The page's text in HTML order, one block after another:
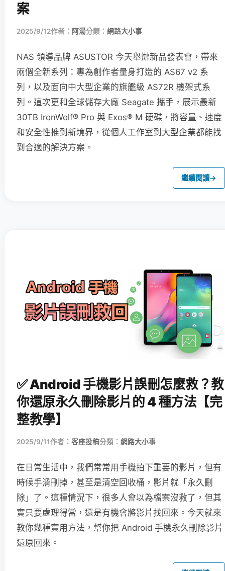
案
2025/9/12作者： 阿湯分類： 網路大小事
NAS 領導品牌 ASUSTOR 今天舉辦新品發表會，帶來
兩個全新系列：專為創作者量身打造的 AS67 v2 系
列，以及面向中大型企業的旗艦級 AS72R 機架式系
列。這次更和全球儲存大廠 Seagate 攜手，展示最新
30TB IronWolf® Pro 與 Exos® M 硬碟，將容量、速度
和安全性推到新境界，從個人工作室到大型企業都能找
到合適的解決方案。
繼續閱讀→
✅ Android 手機影片誤刪怎麼救？教
你還原永久刪除影片的 4 種方法【完
整教學】
2025/9/11作者： 客座投稿分類： 網路大小事
在日常生活中，我們常常用手機拍下重要的影片，但有
時候手滑刪掉，甚至是清空回收桶，影片就「永久刪
除」了。這種情況下，很多人會以為檔案沒救了，但其
實只要處理得當，還是有機會將影片找回來。今天就來
教你幾種實用方法，幫你把 Android 手機永久刪除影片
還原回來。